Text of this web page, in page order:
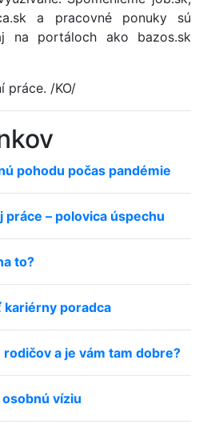
a pracovné ponuky sú
na portáloch ako bazos.sk
práce. /KO/
pohodu počas pandémie
– polovica úspechu
to?
kariérny poradca
a je vám tam dobre?
víziu